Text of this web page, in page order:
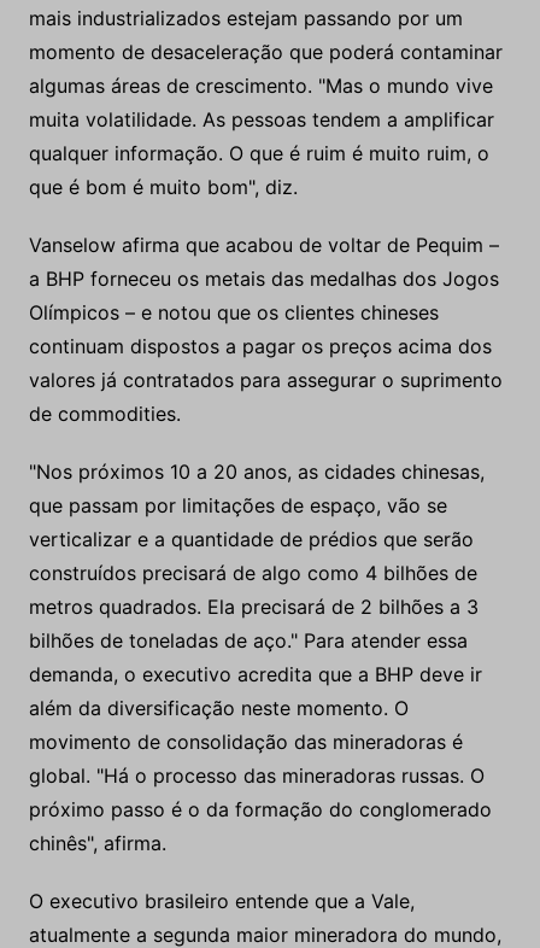
mais industrializados estejam passando por um
momento de desaceleração que poderá contaminar
algumas áreas de crescimento. "Mas o mundo vive
muita volatilidade. As pessoas tendem a amplificar
qualquer informação. O que é ruim é muito ruim, o
que é bom é muito bom", diz.
Vanselow afirma que acabou de voltar de Pequim –
a BHP forneceu os metais das medalhas dos Jogos
Olímpicos – e notou que os clientes chineses
continuam dispostos a pagar os preços acima dos
valores já contratados para assegurar o suprimento
de commodities.
"Nos próximos 10 a 20 anos, as cidades chinesas,
que passam por limitações de espaço, vão se
verticalizar e a quantidade de prédios que serão
construídos precisará de algo como 4 bilhões de
metros quadrados. Ela precisará de 2 bilhões a 3
bilhões de toneladas de aço." Para atender essa
demanda, o executivo acredita que a BHP deve ir
além da diversificação neste momento. O
movimento de consolidação das mineradoras é
global. "Há o processo das mineradoras russas. O
próximo passo é o da formação do conglomerado
chinês", afirma.
O executivo brasileiro entende que a Vale,
atualmente a segunda maior mineradora do mundo,